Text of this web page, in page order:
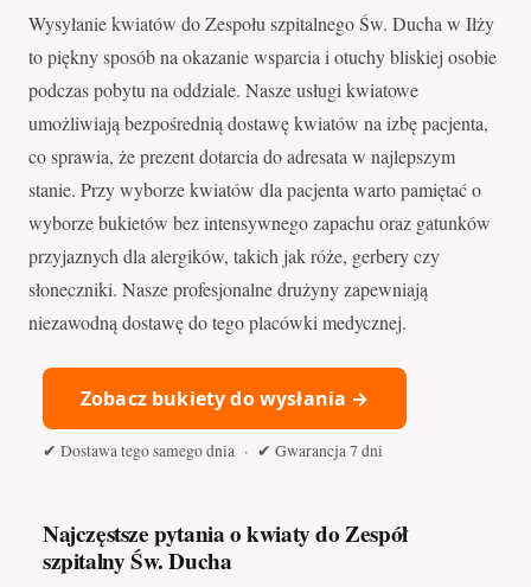
Wysyłanie kwiatów do Zespołu szpitalnego Św. Ducha w Iłży
to piękny sposób na okazanie wsparcia i otuchy bliskiej osobie
podczas pobytu na oddziale. Nasze usługi kwiatowe
umożliwiają bezpośrednią dostawę kwiatów na izbę pacjenta,
co sprawia, że prezent dotarcia do adresata w najlepszym
stanie. Przy wyborze kwiatów dla pacjenta warto pamiętać o
wyborze bukietów bez intensywnego zapachu oraz gatunków
przyjaznych dla alergików, takich jak róże, gerbery czy
słoneczniki. Nasze profesjonalne drużyny zapewniają
niezawodną dostawę do tego placówki medycznej.
Zobacz bukiety do wysłania →
✔ Dostawa tego samego dnia · ✔ Gwarancja 7 dni
Najczęstsze pytania o kwiaty do Zespół
szpitalny Św. Ducha